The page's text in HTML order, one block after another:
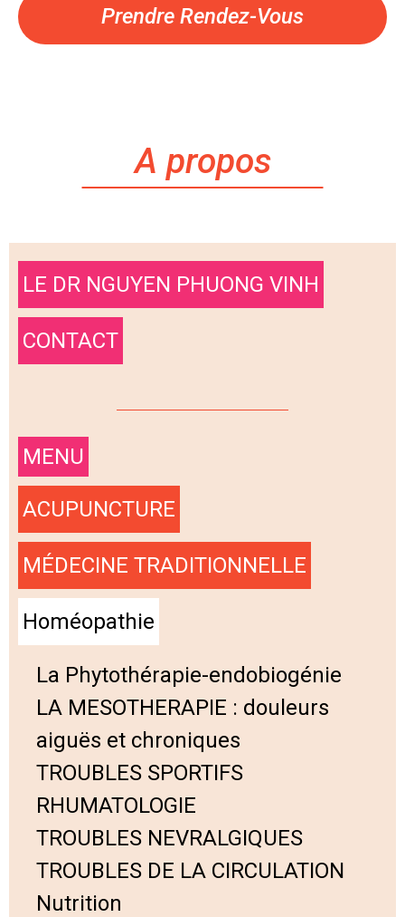
Prendre Rendez-Vous
A propos
LE DR NGUYEN PHUONG VINH
CONTACT
MENU
ACUPUNCTURE
MÉDECINE TRADITIONNELLE
Homéopathie
La Phytothérapie-endobiogénie
LA MESOTHERAPIE : douleurs
aiguës et chroniques
TROUBLES SPORTIFS
RHUMATOLOGIE
TROUBLES NEVRALGIQUES
TROUBLES DE LA CIRCULATION
Nutrition